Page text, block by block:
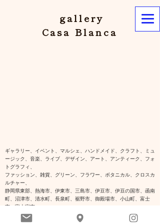
gallery
Casa Blanca
ギャラリー、イベント、マルシェ、ハンドメイド、クラフト、ミュ
ージック、音楽、ライブ、デザイン、アート、アンティーク、フォ
トグラフィ、
ファッション、雑貨、グリーン、フラワー、ボタニカル、クロスカ
ルチャー、
静岡県東部、熱海市、伊東市、三島市、伊豆市、伊豆の国市、函南
町、沼津市、清水町、長泉町、裾野市、御殿場市、小山町、富士
市、富士宮市、
​静岡県中部、静岡市、島田市、焼津市